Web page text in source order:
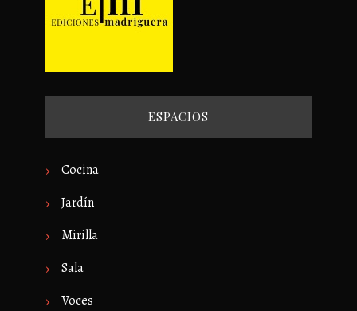
ESPACIOS
Cocina
Jardín
Mirilla
Sala
Voces